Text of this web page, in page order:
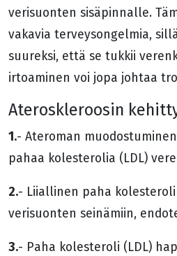
verisuonten sisäpinnalle.
vakavia terveysongelmia,
suureksi, että se tukkii
irtoaminen voi jopa johtaa
Ateroskleroosin
1.- Ateroman
pahaa kolesterolia (LDL)
2.- Liiallinen paha kolesteroli
verisuonten seinämiin,
3.- Paha kolesteroli (LDL)